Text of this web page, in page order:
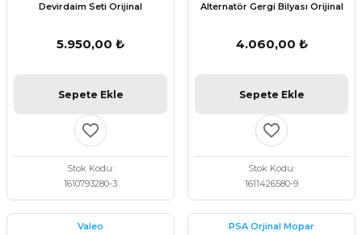
Devirdaim Seti Orijinal
5.950,00 ₺
Sepete Ekle
Stok Kodu
1610793280-3
Alternatör Gergi Bilyası Orijinal
4.060,00 ₺
Sepete Ekle
Stok Kodu
1611426580-9
Valeo
PSA Orjinal Mopar